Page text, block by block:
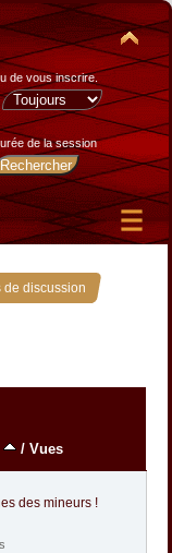
de vous inscrire.
de la session
de discussion »
/ Vues
des mineurs !